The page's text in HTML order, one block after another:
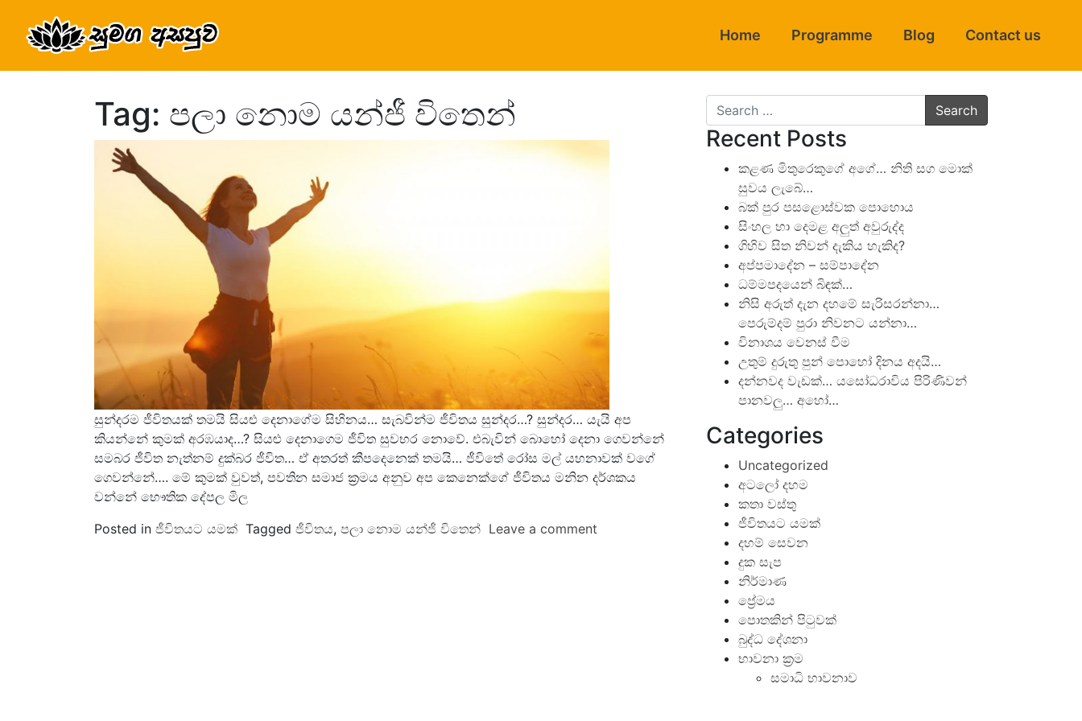
Home Programme Blog Contact us
Tag: පලා නොම යන්ජී විතෙන්
සුන්දරම ජීවිතයක් තමයි සියළු දෙනාගේම සිහිනය… සැබවින්ම ජීවිතය සුන්දර…? සුන්දර… යැයි අප
කියන්නේ කුමක් අ‍රඹයාද…? සියළු දෙනාගෙම ජීවිත සුවභර නොවේ. එබැවින් බොහෝ දෙනා ගෙවන්නේ
සමබර ජීවිත නැත්නම් දුක්බර ජීවිත… ඒ අතරත් කීපදෙනෙක් තමයි… ජීවිතේ රෝස මල් යහනාවක් වගේ
ගෙවන්නේ…. මේ කුමක් වුවත්, පවතින සමාජ ක්‍රමය අනුව අප කෙනෙක්ගේ ජීවිතය මනින දර්ශකය
වන්නේ භෞතික දේපල මිල
Posted in ජීවිතයට යමක් Tagged ජීවිතය, පලා නොම යන්ජී විතෙන් Leave a comment
Search
Recent Posts
කළණ මිතුරෙකුගේ අගේ… නිති සග මොක්
සුවය ලැබේ…
බක් පුර පසළොස්වක පොහොය
සිංහල හා දෙමළ අලුත් අවුරුද්ද
ගිහිව සිත නිවන් දැකිය හැකිද?
අප්පමාදේන – සම්පාදේන
ධම්මපදයෙන් බිඳක්…
නිසි අරුත් දැන දහමේ සැරිසරන්නා…
පෙරුම්දම් පුරා නිවනට යන්නා…
විනාශය වෙනස් වීම
උතුම් දුරුතු පුන් පොහෝ දිනය අදයි…
දන්නවද වැඩක්… යසෝධරාවිය පිරිණිවන්
පානවලු… අහෝ…
Categories
Uncategorized
අටලෝ දහම
කතා වස්තු
ජීවිතයට යමක්
දහම් සෙවන
දුක සැප
නිර්මාණ
ප්‍රේමය
පොතකින් පිටුවක්
බුද්ධ දේශනා
භාවනා ක්‍රම
සමාධි භාවනාව